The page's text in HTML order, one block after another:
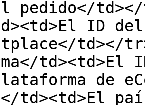
pedido</
ID
td></
td><td>El
de
td><td>El